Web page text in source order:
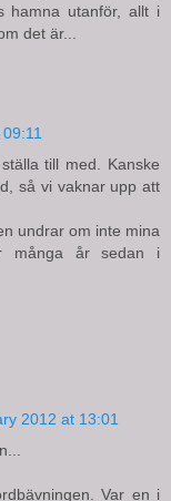
hamna utanför, allt i
det är...
till med. Kanske
så vi vaknar upp att
undrar om inte mina
många år sedan i
2012 at 13:01
Var en i